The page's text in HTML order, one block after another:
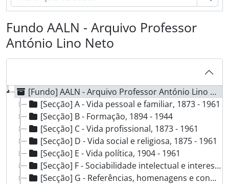
Fundo AALN - Arquivo Professor
António Lino Neto
[Fundo] AALN - Arquivo Professor António Lino Neto, 1873 - 1961
[Secção] A - Vida pessoal e familiar, 1873 - 1961
[Secção] B - Formação, 1894 - 1944
[Secção] C - Vida profissional, 1873 - 1961
[Secção] D - Vida social e religiosa, 1875 - 1961
[Secção] E - Vida política, 1904 - 1961
[Secção] F - Sociabilidade intelectual e interesses literários, 1899 - 1957
[Secção] G - Referências, homenagens e condecorações, 1908 - 1962